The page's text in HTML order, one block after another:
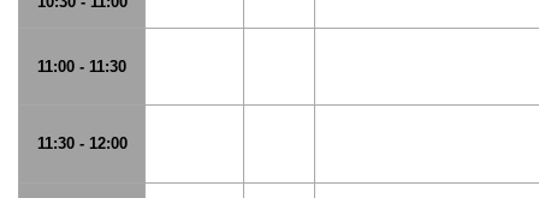
11:00 - 11:30
11:30 - 12:00